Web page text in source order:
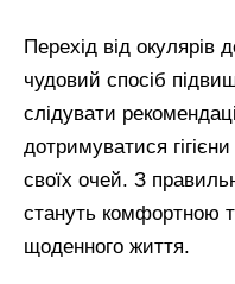
Перехід від окулярів
чудовий спосіб
слідувати
дотримуватися
своїх очей. З
стануть комфортною
щоденного життя.